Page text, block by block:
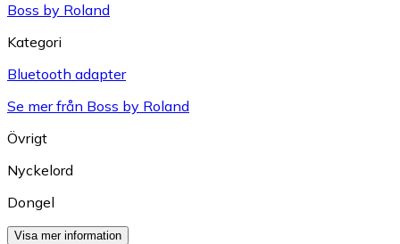
Boss by Roland
Kategori
Bluetooth adapter
Se mer från Boss by Roland
Övrigt
Nyckelord
Dongel
Visa mer information